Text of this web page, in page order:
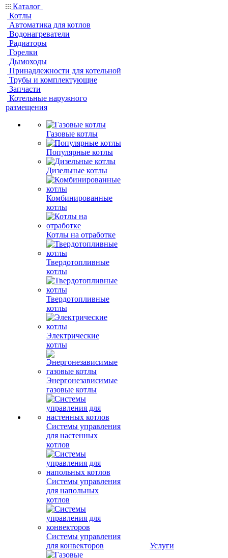
Каталог
Котлы
Автоматика для котлов
Водонагреватели
Радиаторы
Горелки
Дымоходы
Принадлежности для котельной
Трубы и комплектующие
Запчасти
Котельные наружного
размещения
Газовые котлы
Популярные котлы
Дизельные котлы
Комбинированные
котлы
Котлы на отработке
Твердотопливные
котлы
Твердотопливные
котлы
Электрические
котлы
Энергонезависимые
газовые котлы
Системы управления
для настенных
котлов
Системы управления
для напольных
котлов
Системы управления
для конвекторов
Услуги